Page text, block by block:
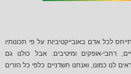
לכל אדם באובייקטיביות על פי תכונותיו
רחבי-אופקים ומיטיבים. אבל כולנו גם
לנו כמונו, ואנחנו חשדניים כלפי כל הזרים